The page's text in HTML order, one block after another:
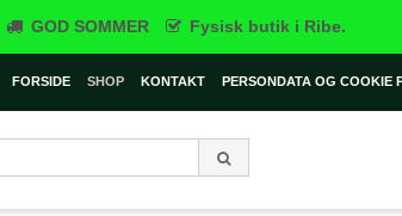
GOD SOMMER Fysisk butik i Ribe.
FORSIDE SHOP KONTAKT PERSONDATA OG COOKIE